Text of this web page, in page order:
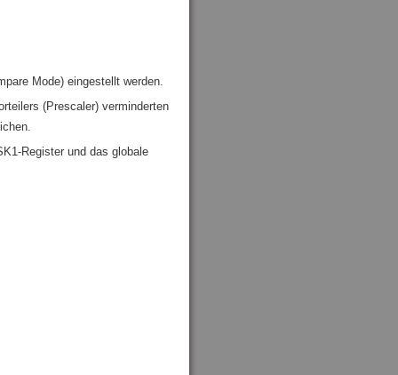
Mode) eingestellt werden.
(Prescaler) verminderten
Register und das globale